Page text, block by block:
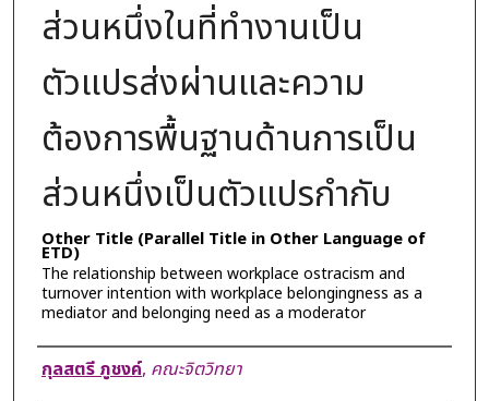
ส่วนหนึ่งในที่ทำงานเป็น
ตัวแปรส่งผ่านและความ
ต้องการพื้นฐานด้านการเป็น
ส่วนหนึ่งเป็นตัวแปรกำกับ
Other Title (Parallel Title in Other Language of
ETD)
The relationship between workplace ostracism and
turnover intention with workplace belongingness as a
mediator and belonging need as a moderator
Author
กุลสตรี ภูชงค์, คณะจิตวิทยา